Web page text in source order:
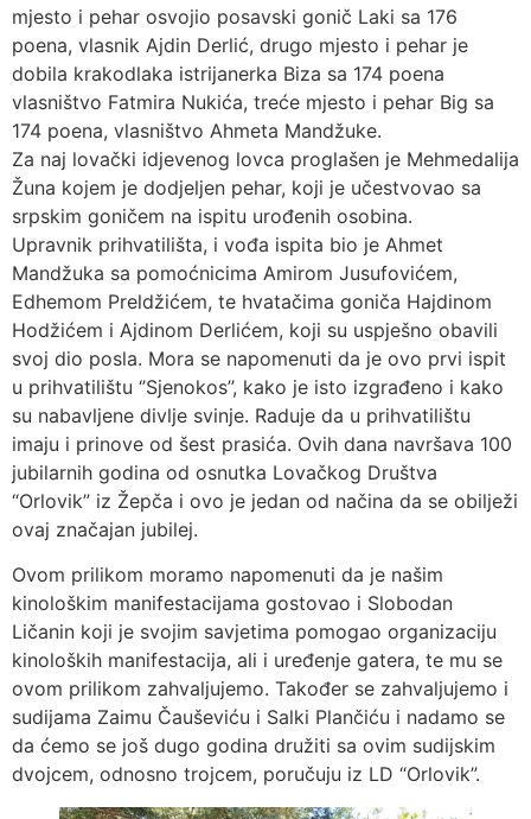
mjesto i pehar osvojio posavski gonič Laki sa 176
poena, vlasnik Ajdin Derlić, drugo mjesto i pehar je
dobila krakodlaka istrijanerka Biza sa 174 poena
vlasništvo Fatmira Nukića, treće mjesto i pehar Big sa
174 poena, vlasništvo Ahmeta Mandžuke.
Za naj lovački idjevenog lovca proglašen je Mehmedalija
Žuna kojem je dodjeljen pehar, koji je učestvovao sa
srpskim goničem na ispitu urođenih osobina.
Upravnik prihvatilišta, i vođa ispita bio je Ahmet
Mandžuka sa pomoćnicima Amirom Jusufovićem,
Edhemom Preldžićem, te hvatačima goniča Hajdinom
Hodžićem i Ajdinom Derlićem, koji su uspješno obavili
svoj dio posla. Mora se napomenuti da je ovo prvi ispit
u prihvatilištu ‘’Sjenokos’’, kako je isto izgrađeno i kako
su nabavljene divlje svinje. Raduje da u prihvatilištu
imaju i prinove od šest prasića. Ovih dana navršava 100
jubilarnih godina od osnutka Lovačkog Društva
“Orlovik” iz Žepča i ovo je jedan od načina da se obilježi
ovaj značajan jubilej.
Ovom prilikom moramo napomenuti da je našim
kinološkim manifestacijama gostovao i Slobodan
Ličanin koji je svojim savjetima pomogao organizaciju
kinoloških manifestacija, ali i uređenje gatera, te mu se
ovom prilikom zahvaljujemo. Također se zahvaljujemo i
sudijama Zaimu Čauševiću i Salki Plančiću i nadamo se
da ćemo se još dugo godina družiti sa ovim sudijskim
dvojcem, odnosno trojcem, poručuju iz LD “Orlovik”.